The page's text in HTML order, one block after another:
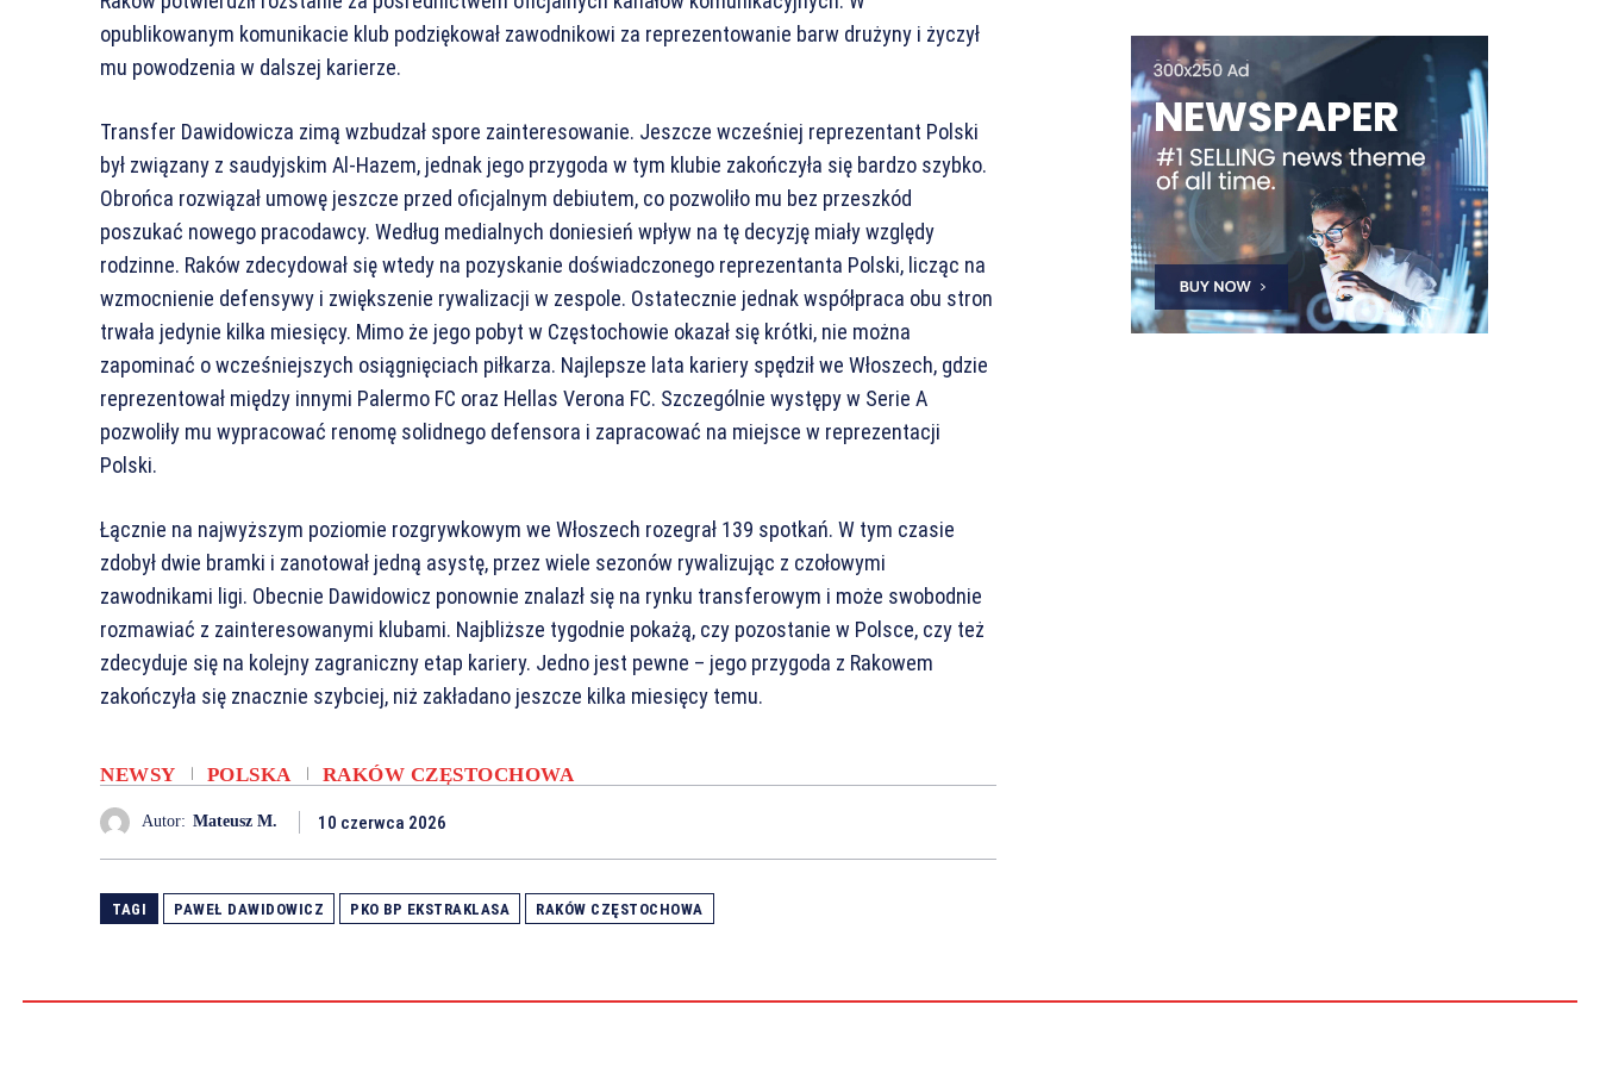
opublikowanym komunikacie klub podziękował zawodnikowi za reprezentowanie barw drużyny i życzył
mu powodzenia w dalszej karierze.
Transfer Dawidowicza zimą wzbudzał spore zainteresowanie. Jeszcze wcześniej reprezentant Polski
był związany z saudyjskim Al-Hazem, jednak jego przygoda w tym klubie zakończyła się bardzo szybko.
Obrońca rozwiązał umowę jeszcze przed oficjalnym debiutem, co pozwoliło mu bez przeszkód
poszukać nowego pracodawcy. Według medialnych doniesień wpływ na tę decyzję miały względy
rodzinne. Raków zdecydował się wtedy na pozyskanie doświadczonego reprezentanta Polski, licząc na
wzmocnienie defensywy i zwiększenie rywalizacji w zespole. Ostatecznie jednak współpraca obu stron
trwała jedynie kilka miesięcy. Mimo że jego pobyt w Częstochowie okazał się krótki, nie można
zapominać o wcześniejszych osiągnięciach piłkarza. Najlepsze lata kariery spędził we Włoszech, gdzie
reprezentował między innymi Palermo FC oraz Hellas Verona FC. Szczególnie występy w Serie A
pozwoliły mu wypracować renomę solidnego defensora i zapracować na miejsce w reprezentacji
Polski.
Łącznie na najwyższym poziomie rozgrywkowym we Włoszech rozegrał 139 spotkań. W tym czasie
zdobył dwie bramki i zanotował jedną asystę, przez wiele sezonów rywalizując z czołowymi
zawodnikami ligi. Obecnie Dawidowicz ponownie znalazł się na rynku transferowym i może swobodnie
rozmawiać z zainteresowanymi klubami. Najbliższe tygodnie pokażą, czy pozostanie w Polsce, czy też
zdecyduje się na kolejny zagraniczny etap kariery. Jedno jest pewne – jego przygoda z Rakowem
zakończyła się znacznie szybciej, niż zakładano jeszcze kilka miesięcy temu.
NEWSY POLSKA RAKÓW CZĘSTOCHOWA
Autor: Mateusz M. 10 czerwca 2026
TAGI PAWEŁ DAWIDOWICZ PKO BP EKSTRAKLASA RAKÓW CZĘSTOCHOWA